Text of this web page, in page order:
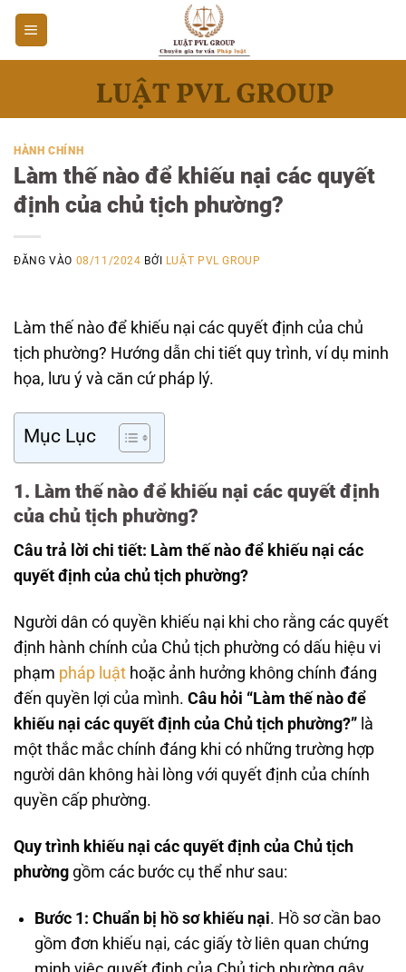
Bỏ
qua
nội
HÀNH CHÍNH
Làm thế nào để khiếu nại các quyết
định của chủ tịch phường?
ĐĂNG VÀO 08/11/2024 BỞI LUẬT PVL GROUP
Làm thế nào để khiếu nại các quyết định của chủ
tịch phường? Hướng dẫn chi tiết quy trình, ví dụ minh
họa, lưu ý và căn cứ pháp lý.
Mục Lục
1. Làm thế nào để khiếu nại các quyết định
của chủ tịch phường?
Câu trả lời chi tiết: Làm thế nào để khiếu nại các
quyết định của chủ tịch phường?
Người dân có quyền khiếu nại khi cho rằng các quyết
định hành chính của Chủ tịch phường có dấu hiệu vi
phạm pháp luật hoặc ảnh hưởng không chính đáng
đến quyền lợi của mình. Câu hỏi “Làm thế nào để
khiếu nại các quyết định của Chủ tịch phường?” là
một thắc mắc chính đáng khi có những trường hợp
người dân không hài lòng với quyết định của chính
quyền cấp phường.
Quy trình khiếu nại các quyết định của Chủ tịch
phường gồm các bước cụ thể như sau:
Bước 1: Chuẩn bị hồ sơ khiếu nại. Hồ sơ cần bao
gồm đơn khiếu nại, các giấy tờ liên quan chứng